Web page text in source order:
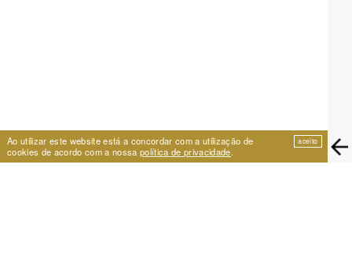
Ao utilizar este website está a concordar com a utilização de
cookies de acordo com a nossapolítica de privacidade.
aceito